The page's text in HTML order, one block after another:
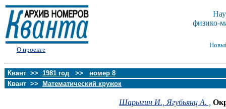
О проекте
физико-
Квант >> 1981 год >> номер 8
Квант >>
Математический кружок
Шарыгин И., Ягубьянц А. ,